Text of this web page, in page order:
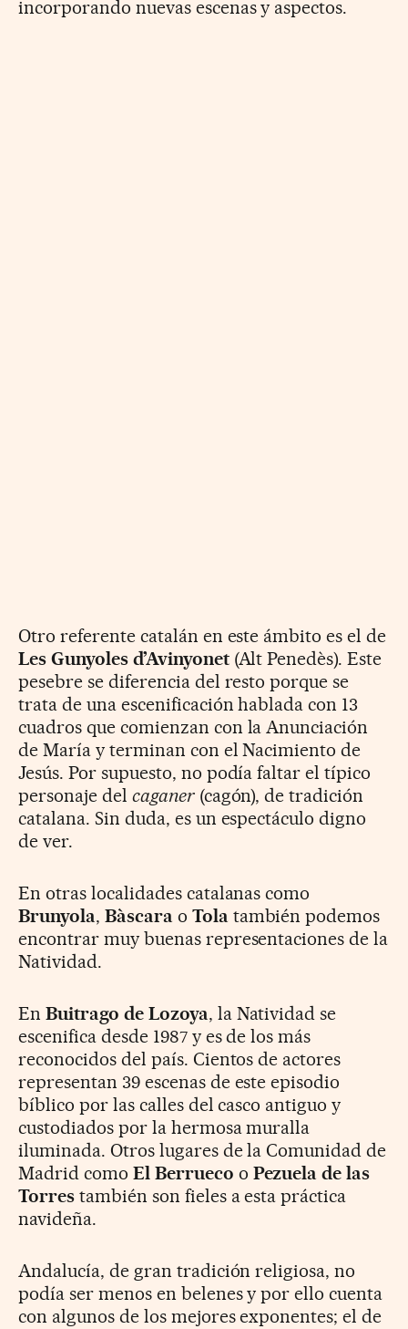
incorporando nuevas escenas y aspectos.
Otro referente catalán en este ámbito es el de
Les Gunyoles d’Avinyonet(Alt Penedès). Este
pesebre se diferencia del resto porque se
trata de una escenificación hablada con 13
cuadros que comienzan con la Anunciación
de María y terminan con el Nacimiento de
Jesús. Por supuesto, no podía faltar el típico
personaje del caganer(cagón), de tradición
catalana. Sin duda, es un espectáculo digno
de ver.
En otras localidades catalanas como
Brunyola, Bàscara o Tola también podemos
encontrar muy buenas representaciones de la
Natividad.
En Buitrago de Lozoya, la Natividad se
escenifica desde 1987 y es de los más
reconocidos del país. Cientos de actores
representan 39 escenas de este episodio
bíblico por las calles del casco antiguo y
custodiados por la hermosa muralla
iluminada. Otros lugares de la Comunidad de
Madrid como El Berrueco o Pezuela de las
Torrestambién son fieles a esta práctica
navideña.
Andalucía, de gran tradición religiosa, no
podía ser menos en belenes y por ello cuenta
con algunos de los mejores exponentes; el de